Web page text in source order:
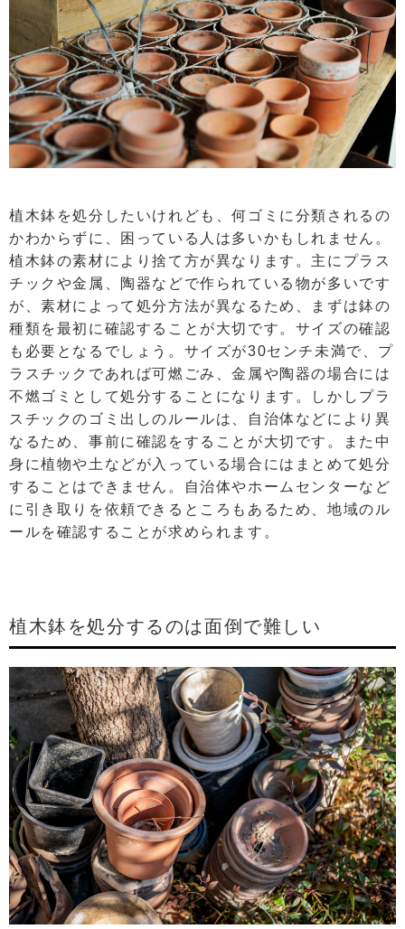
植木鉢を処分したいけれども、何ゴミに分類されるの
かわからずに、困っている人は多いかもしれません。
植木鉢の素材により捨て方が異なります。主にプラス
チックや金属、陶器などで作られている物が多いです
が、素材によって処分方法が異なるため、まずは鉢の
種類を最初に確認することが大切です。サイズの確認
も必要となるでしょう。サイズが30センチ未満で、プ
ラスチックであれば可燃ごみ、金属や陶器の場合には
不燃ゴミとして処分することになります。しかしプラ
スチックのゴミ出しのルールは、自治体などにより異
なるため、事前に確認をすることが大切です。また中
身に植物や土などが入っている場合にはまとめて処分
することはできません。自治体やホームセンターなど
に引き取りを依頼できるところもあるため、地域のル
ールを確認することが求められます。
植木鉢を処分するのは面倒で難しい